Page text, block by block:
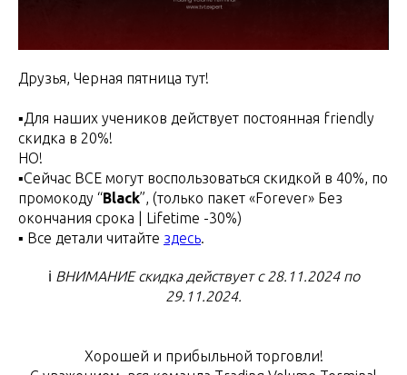
Друзья, Черная пятница тут!
▪️Для наших учеников действует постоянная friendly
скидка в 20%!
НО!
▪️Сейчас ВСЕ могут воспользоваться скидкой в 40%, по
промокоду “Black”, (только пакет «Forever» Без
окончания срока | Lifetime -30%)
▪️ Все детали читайте здесь.
ℹ️ ВНИМАНИЕ скидка действует с 28.11.2024 по
29.11.2024.
Хорошей и прибыльной торговли!